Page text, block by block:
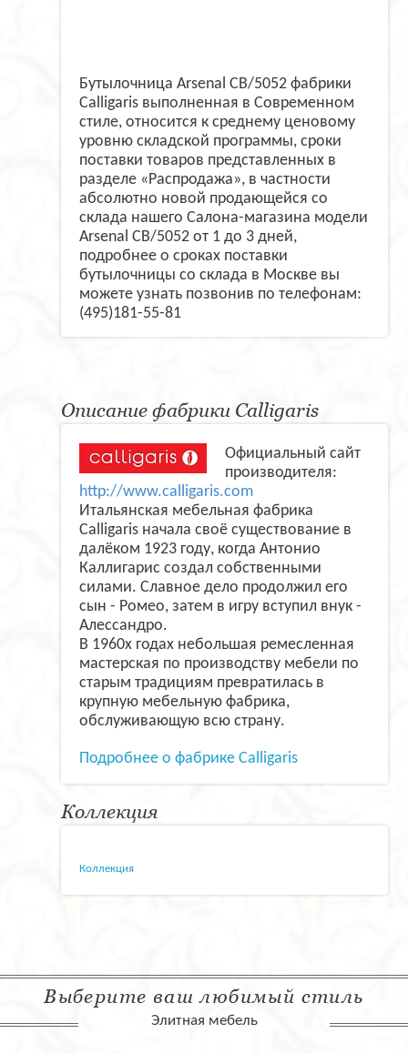
Бутылочница Arsenal CB/5052 фабрики
Calligaris выполненная в Современном
стиле, относится к среднему ценовому
уровню складской программы, сроки
поставки товаров представленных в
разделе «Распродажа», в частности
абсолютно новой продающейся со
склада нашего Салона-магазина модели
Arsenal CB/5052 от 1 до 3 дней,
подробнее о сроках поставки
бутылочницы со склада в Москве вы
можете узнать позвонив по телефонам:
(495)181-55-81
Описание фабрики Calligaris
Официальный сайт
производителя:
http://www.calligaris.com
Итальянская мебельная фабрика
Calligaris начала своё существование в
далёком 1923 году, когда Антонио
Каллигарис создал собственными
силами. Славное дело продолжил его
сын - Ромео, затем в игру вступил внук -
Алессандро.
В 1960х годах небольшая ремесленная
мастерская по производству мебели по
старым традициям превратилась в
крупную мебельную фабрика,
обслуживающую всю страну.
Подробнее о фабрике Calligaris
Коллекция
Коллекция
Выберите ваш любимый стиль
Элитная мебель